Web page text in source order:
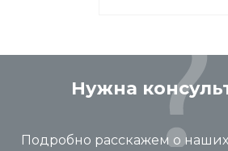
Нужна
Подробно расскажем о наших